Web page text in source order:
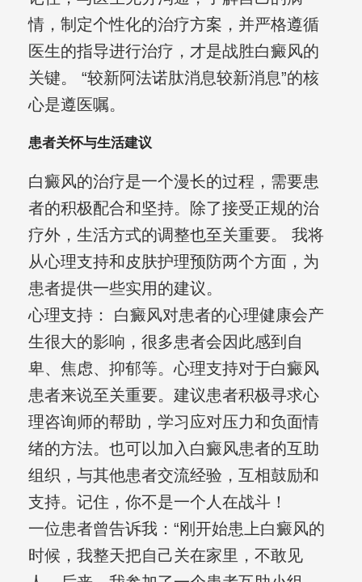
情，制定个性化的治疗方案，并严格遵循
医生的指导进行治疗，才是战胜白癜风的
关键。 “较新阿法诺肽消息较新消息”的核
心是遵医嘱。
患者关怀与生活建议
白癜风的治疗是一个漫长的过程，需要患
者的积极配合和坚持。除了接受正规的治
疗外，生活方式的调整也至关重要。 我将
从心理支持和皮肤护理预防两个方面，为
患者提供一些实用的建议。
心理支持： 白癜风对患者的心理健康会产
生很大的影响，很多患者会因此感到自
卑、焦虑、抑郁等。心理支持对于白癜风
患者来说至关重要。建议患者积极寻求心
理咨询师的帮助，学习应对压力和负面情
绪的方法。也可以加入白癜风患者的互助
组织，与其他患者交流经验，互相鼓励和
支持。记住，你不是一个人在战斗！
一位患者曾告诉我：“刚开始患上白癜风的
时候，我整天把自己关在家里，不敢见